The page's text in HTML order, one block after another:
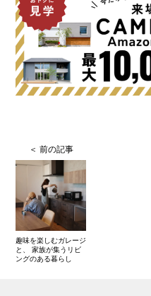
趣味を楽しむガレージ
と、 家族が集うリビ
ングのある暮らし